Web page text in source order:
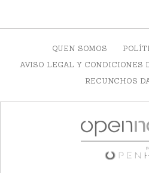
QUEN SOMOS
AVISO LEGAL Y CONDICIONES
RECUNCHOS